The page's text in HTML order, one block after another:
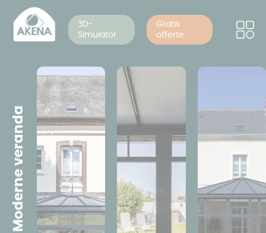
Overslaan
naar
3D-
Simulator
Gratis
offerte
Moderne veranda